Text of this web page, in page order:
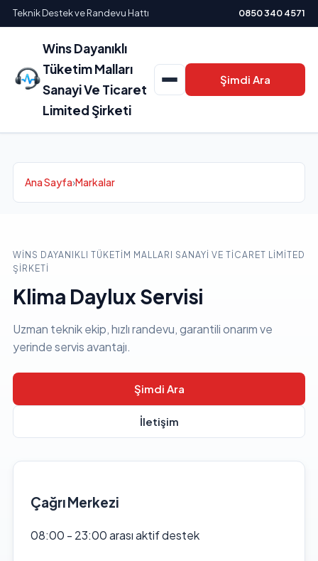
Teknik Destek ve Randevu Hattı 0850 340 4571
Wins Dayanıklı
Tüketim Malları
Sanayi Ve Ticaret
Limited Şirketi
Şimdi Ara
Ana Sayfa›Markalar
WINS DAYANIKLI TÜKETIM MALLARI SANAYI VE TICARET LIMITED
ŞIRKETI
Klima Daylux Servisi
Uzman teknik ekip, hızlı randevu, garantili onarım ve
yerinde servis avantajı.
Şimdi Ara
İletişim
Çağrı Merkezi
08:00 - 23:00 arası aktif destek